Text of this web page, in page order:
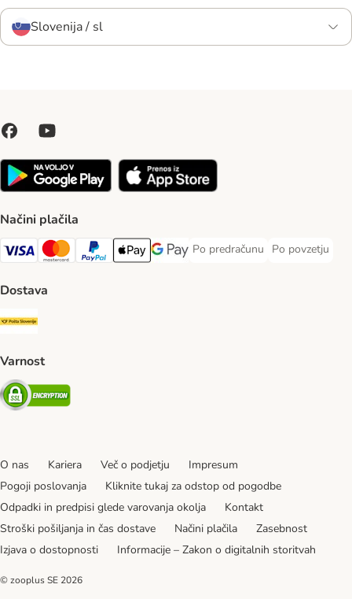
Slovenija / sl
Načini plačila
Visa Payment Method
MasterCard Payment Method
PayPal Payment Method
Apple Pay Payment Method
Google pay Payment Method
Po predračunu
Po predračunu Payment Method
Po povzetju
Po povzetju
Dostava
Pošta Slovenije Shipping Method
Varnost
Security
O nas Kariera Več o podjetju
Impresum
Pogoji poslovanja
Kliknite tukaj za odstop od pogodbe
Odpadki in predpisi glede varovanja okolja
Kontakt
Stroški pošiljanja in čas dostave
Načini plačila
Zasebnost
Izjava o dostopnosti
Informacije – Zakon o digitalnih storitvah
© zooplus SE 2026